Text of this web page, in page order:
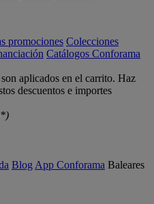
promociones Colecciones
Catálogos Conforama
aplicados en el carrito. Haz
descuentos e importes
Blog App Conforama Baleares